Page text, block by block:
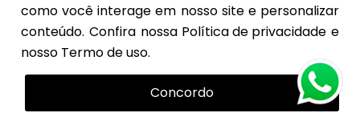
como você interage em nosso site e personalizar
conteúdo. Confira nossa Política de privacidade e
nosso Termo de uso.
Concordo
© 2026 Lizil Decor. Todos os direitos
reservados. Política de Privacidade
Termo de Uso